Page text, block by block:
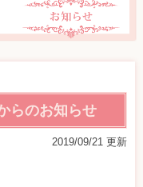
らのお知らせ
2019/09/21 更新